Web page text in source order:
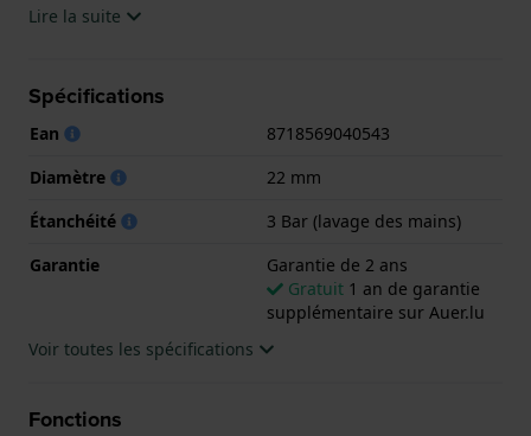
La montre est 3 ATM. Cela signifie que la montre est
.
Lire la suite
Spécifications
Ean
8718569040543
Diamètre
22 mm
Étanchéité
3 Bar (lavage des mains)
Garantie
Garantie de 2 ans
Gratuit 1 an de garantie
supplémentaire sur Auer.lu
Voir toutes les spécifications
Fonctions